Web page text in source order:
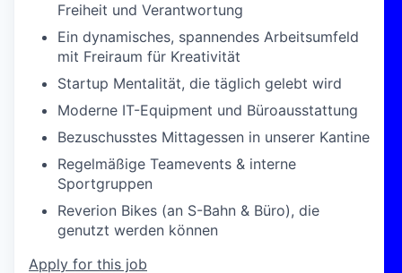
Freiheit und Verantwortung
Ein dynamisches, spannendes Arbeitsumfeld
mit Freiraum für Kreativität
Startup Mentalität, die täglich gelebt wird
Moderne IT-Equipment und Büroausstattung
Bezuschusstes Mittagessen in unserer Kantine
Regelmäßige Teamevents & interne
Sportgruppen
Reverion Bikes (an S-Bahn & Büro), die
genutzt werden können
Apply for this job